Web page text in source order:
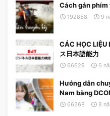
Cách gán
192858 9
CÁC HỌC LIỆU
ス日本語能力
66629 6
Hướng dẫn
Nam bằng
66268 8